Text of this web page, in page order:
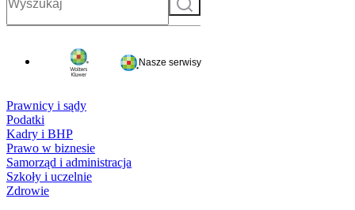
Nasze serwisy
Prawnicy i sądy
Podatki
Kadry i BHP
Prawo w biznesie
Samorząd i administracja
Szkoły i uczelnie
Zdrowie